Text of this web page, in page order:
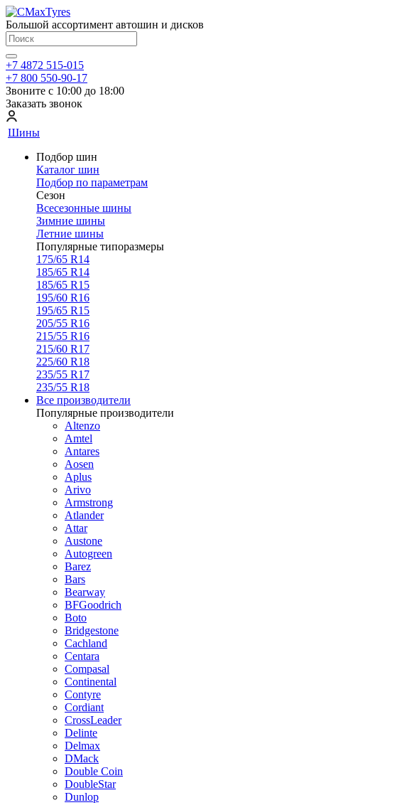
Большой ассортимент автошин и дисков
+7 4872 515-015
+7 800 550-90-17
Звоните с 10:00 до 18:00
Заказать звонок
Шины
Подбор шин
Каталог шин
Подбор по параметрам
Сезон
Всесезонные шины
Зимние шины
Летние шины
Популярные типоразмеры
175/65 R14
185/65 R14
185/65 R15
195/60 R16
195/65 R15
205/55 R16
215/55 R16
215/60 R17
225/60 R18
235/55 R17
235/55 R18
Все производители
Популярные производители
Altenzo
Amtel
Antares
Aosen
Aplus
Arivo
Armstrong
Atlander
Attar
Austone
Autogreen
Barez
Bars
Bearway
BFGoodrich
Boto
Bridgestone
Cachland
Centara
Compasal
Continental
Contyre
Cordiant
CrossLeader
Delinte
Delmax
DMack
Double Coin
DoubleStar
Dunlop